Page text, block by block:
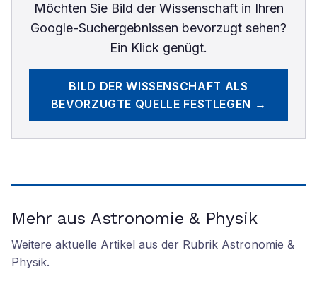
Möchten Sie Bild der Wissenschaftin Ihren
Google-Suchergebnissen bevorzugt sehen?
Ein Klick genügt.
BILD DER WISSENSCHAFT ALS
BEVORZUGTE QUELLE FESTLEGEN →
Mehr aus Astronomie & Physik
Weitere aktuelle Artikel aus der Rubrik Astronomie &
Physik.